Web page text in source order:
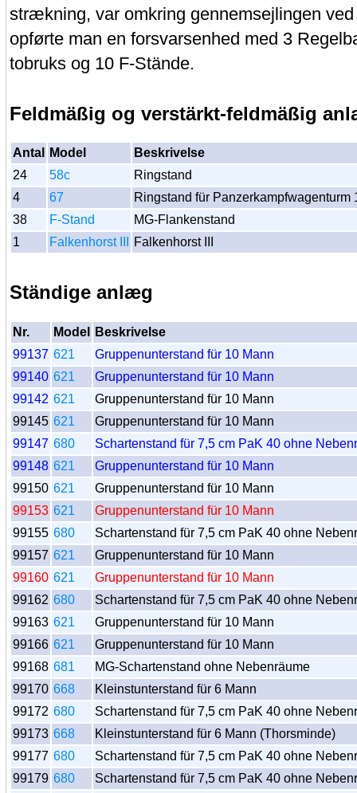
strækning, var omkring gennemsejlingen
opførte man en forsvarsenhed med 3
tobruks og 10 F-Stände.
Feldmäßig og verstärkt-feldmäßig
Antal Model
Beskrivelse
24
58c
Ringstand
4
67
Ringstand für Panzerkampfwagenturm
38
F-Stand
MG-Flankenstand
1
Falkenhorst III Falkenhorst III
Ständige anlæg
Nr. Model
Beskrivelse
99137 621
Gruppenunterstand für 10 Mann
99140 621
Gruppenunterstand für 10 Mann
99142 621
Gruppenunterstand für 10 Mann
99145 621
Gruppenunterstand für 10 Mann
99147 680
Schartenstand für 7,5 cm PaK 40 ohne
99148 621
Gruppenunterstand für 10 Mann
99150 621
Gruppenunterstand für 10 Mann
99153 621
Gruppenunterstand für 10 Mann
99155 680
Schartenstand für 7,5 cm PaK 40 ohne
99157 621
Gruppenunterstand für 10 Mann
99160 621
Gruppenunterstand für 10 Mann
99162 680
Schartenstand für 7,5 cm PaK 40 ohne
99163 621
Gruppenunterstand für 10 Mann
99166 621
Gruppenunterstand für 10 Mann
99168 681
MG-Schartenstand ohne Nebenräume
99170 668
Kleinstunterstand für 6 Mann
99172 680
Schartenstand für 7,5 cm PaK 40 ohne
99173 668
Kleinstunterstand für 6 Mann (Thorsminde)
99177 680
Schartenstand für 7,5 cm PaK 40 ohne
99179 680
Schartenstand für 7,5 cm PaK 40 ohne